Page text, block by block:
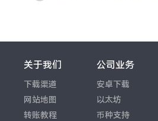
关于我们
下载渠道
网站地图
转账教程
公司业务
安卓下载
以太坊
币种支持